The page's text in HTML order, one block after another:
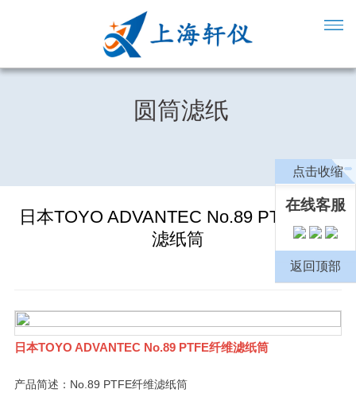
圆筒滤纸
日本TOYO ADVANTEC No.89 PTFE纤维
滤纸筒
日本TOYO ADVANTEC No.89 PTFE纤维滤纸筒
产品简述：No.89 PTFE纤维滤纸筒
点击收缩
在线客服
返回顶部